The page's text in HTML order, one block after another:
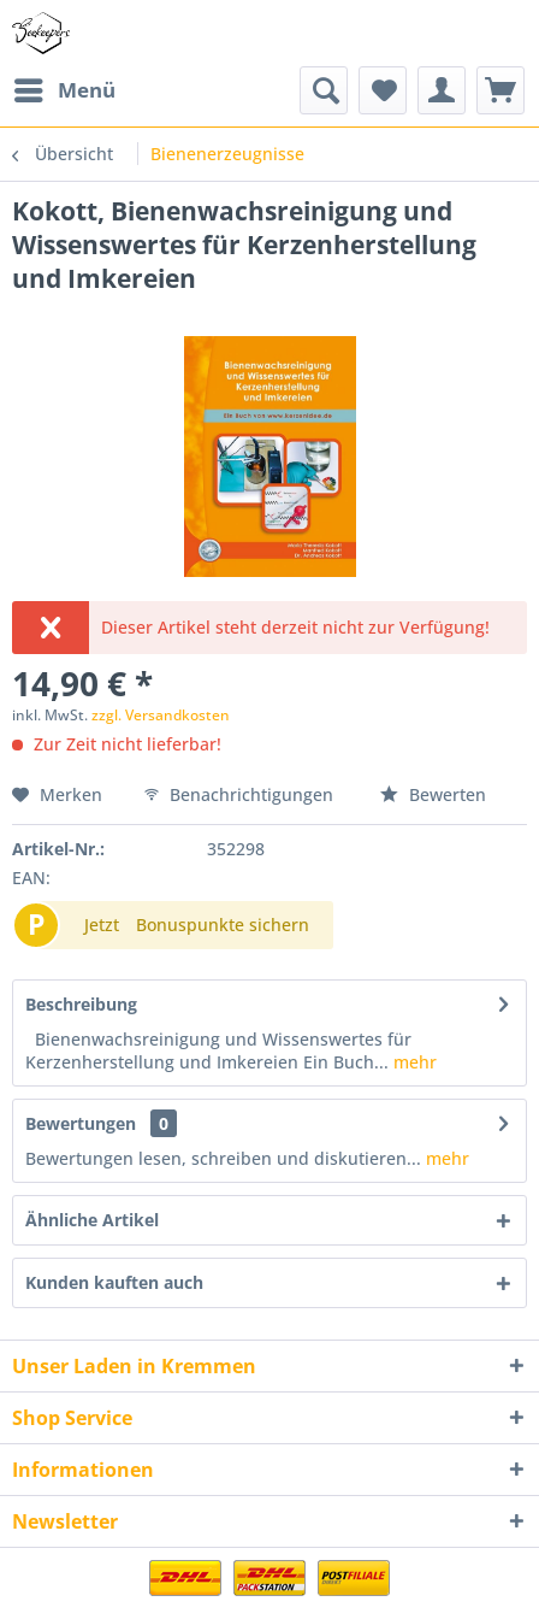
Menü
Übersicht Bienenerzeugnisse
Kokott, Bienenwachsreinigung und
Wissenswertes für Kerzenherstellung
und Imkereien
Dieser Artikel steht derzeit nicht zur Verfügung!
14,90 € *
inkl. MwSt.zzgl. Versandkosten
Zur Zeit nicht lieferbar!
Merken Benachrichtigungen Bewerten
Artikel-Nr.:
352298
EAN:
P Jetzt Bonuspunkte sichern
Beschreibung
Bienenwachsreinigung und Wissenswertes für
Kerzenherstellung und Imkereien Ein Buch... mehr
Bewertungen
0
Bewertungen lesen, schreiben und diskutieren... mehr
Ähnliche Artikel
Kunden kauften auch
Unser Laden in Kremmen
Shop Service
Informationen
Newsletter